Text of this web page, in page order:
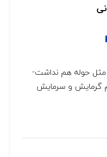
مثل حوله هم نداشت-
گرمایش و سرمایش